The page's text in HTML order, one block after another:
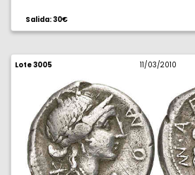
Salida: 30€
Lote 3005 11/03/2010